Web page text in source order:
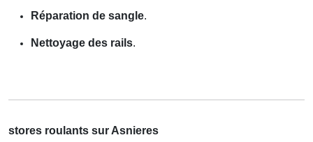
Réparation de sangle.
Nettoyage des rails.
stores roulants sur Asnieres